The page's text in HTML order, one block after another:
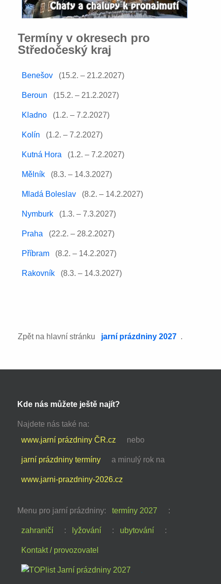
Termíny v okresech pro
Středočeský kraj
Benešov (15.2. – 21.2.2027)
Beroun (15.2. – 21.2.2027)
Kladno (1.2. – 7.2.2027)
Kolín (1.2. – 7.2.2027)
Kutná Hora (1.2. – 7.2.2027)
Mělník (8.3. – 14.3.2027)
Mladá Boleslav (8.2. – 14.2.2027)
Nymburk (1.3. – 7.3.2027)
Praha (22.2. – 28.2.2027)
Příbram (8.2. – 14.2.2027)
Rakovník (8.3. – 14.3.2027)
Zpět na hlavní stránku jarní prázdniny 2027 .
Kde nás můžete ještě najít?
Najdete nás také na:
www.jarní prázdniny ČR.cz
nebo
jarní prázdniny termíny a minulý rok na
www.jarni-prazdniny-2026.cz
Menu pro jarní prázdniny: termíny 2027 :
zahraničí : lyžování : ubytování :
Kontakt / provozovatel